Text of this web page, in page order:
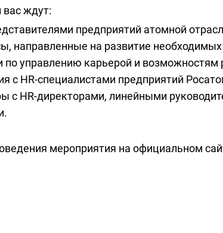
ждут:
предприятий атомной
направленные на развитие
по управлению карьерой и возможностям
с HR-специалистами предприятий
с HR-директорами, линейными
мероприятия на официальном